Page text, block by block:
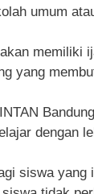
umum
memiliki
yang
dengan
siswa yang